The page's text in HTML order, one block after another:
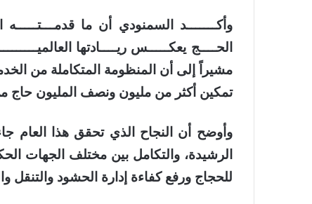
وأكـــــــد السمنودي أن ما قدمـــتـــــه
الحــــج يعكـــــس ريــــادتها
مشيراً
إلى أن المنظومة المتكاملة من
تمكين أكثر من مليون ونصف المليون حاج
وأوضح أن النجاح الذي تحقق هذا العام
الرشيدة، والتكامل بين مختلف الجهات
للحجاج ورفع كفاءة إدارة الحشود والتنقل